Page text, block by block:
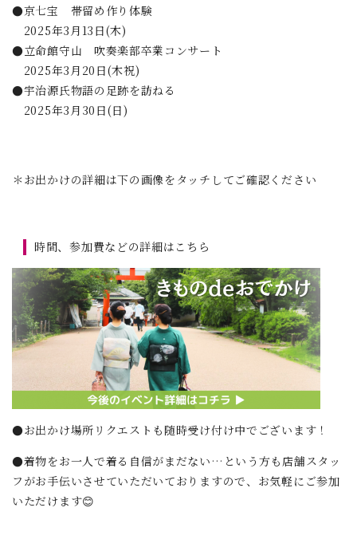
●京七宝 帯留め作り体験
2025年3月13日(木)
●立命館守山 吹奏楽部卒業コンサート
2025年3月20日(木祝)
●宇治源氏物語の足跡を訪ねる
2025年3月30日(日)
＊お出かけの詳細は下の画像をタッチしてご確認ください
時間、参加費などの詳細はこちら
●お出かけ場所リクエストも随時受け付け中でございます！
●着物をお一人で着る自信がまだない…という方も店舗スタッ
フがお手伝いさせていただいておりますので、お気軽にご参加
いただけます😊